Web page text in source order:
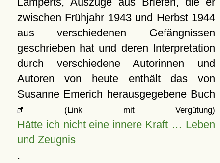
zwischen Frühjahr 1943 und Herbst 1944
aus verschiedenen Gefängnissen
geschrieben hat und deren Interpretation
durch verschiedene Autorinnen und
Autoren von heute enthält das von
Susanne Emerich herausgegebene Buch
(Link mit Vergütung)
Hätte ich nicht eine innere Kraft … Leben
und Zeugnis
.